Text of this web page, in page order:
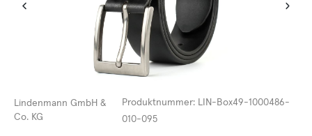
Lindenmann GmbH &
Co. KG
Produktnummer: LIN-Box49-1000486-
010-095